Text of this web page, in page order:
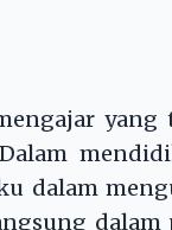
dalam
dalam